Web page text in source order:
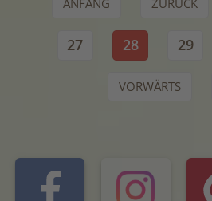
27 28 29
VORWÄRTS